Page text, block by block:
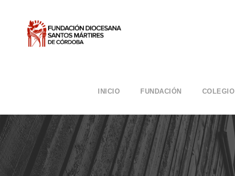
INICIO FUNDACIÓN COLEGIO